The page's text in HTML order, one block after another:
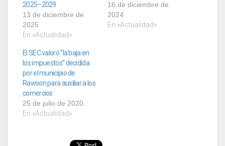
2025–2029
13 de diciembre de
2025
En «Actualidad»
16 de diciembre de
2024
En «Actualidad»
El SEC valoró “la baja en
los impuestos” decidida
por el municipio de
Rawson para auxiliar a los
comercios
25 de julio de 2020
En «Actualidad»